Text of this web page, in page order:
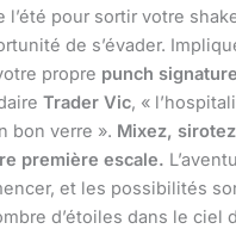
l’été pour sortir votre
de s’évader.
propre punch signature
Trader Vic, «
bon verre ». Mixez,
première escale.
et les possibilités
d’étoiles dans le ciel